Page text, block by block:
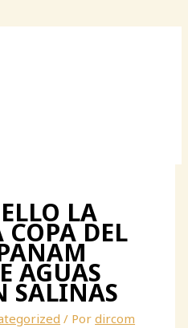
LA
DEL
AGUAS
SALINAS
/ Pordircom